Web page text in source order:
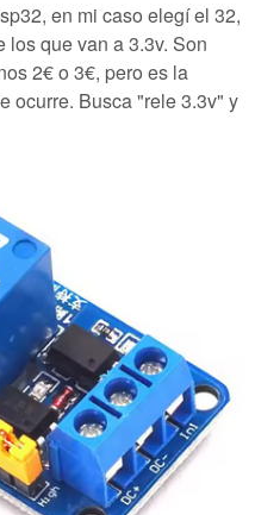
en mi caso elegí el 32,
los que van a 3.3v. Son
2€ o 3€, pero es la
ocurre. Busca "rele 3.3v" y